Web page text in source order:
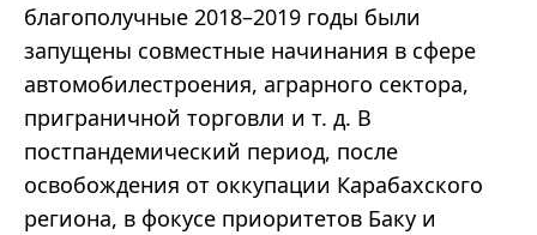
благополучные 2018–2019 годы были
запущены совместные начинания в сфере
автомобилестроения, аграрного сектора,
приграничной торговли и т. д. В
постпандемический период, после
освобождения от оккупации Карабахского
региона, в фокусе приоритетов Баку и